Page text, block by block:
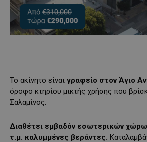
Το ακίνητο είναι γραφείο στον Άγιο
όροφο κτηρίου μικτής χρήσης που
Σαλαμίνος.
Διαθέτει εμβαδόν εσωτερικών
τ.μ. καλυμμένες βεράντες.